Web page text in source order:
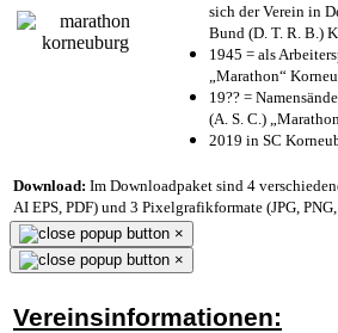
sich der Verein in
Bund (D. T. R. B.)
1945 = als
„Marathon“
19?? =
(A. S. C.)
2019 in SC
Download: Im Downloadpaket sind 4
AI EPS, PDF) und 3 Pixelgrafikformate (JPG,
×
×
Vereinsinformationen: